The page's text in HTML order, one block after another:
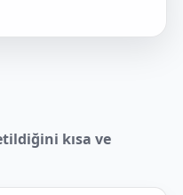
kısa ve